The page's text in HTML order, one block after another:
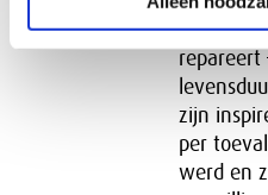
repareert
zijn
per
werd en